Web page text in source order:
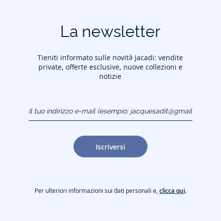
La newsletter
Tieniti informato sulle novità Jacadi: vendite
private, offerte esclusive, nuove collezioni e
notizie
(esempio:
jacquesadit@gmail.com)
Iscriversi
Per ulteriori informazioni sui dati personali e,clicca qui.